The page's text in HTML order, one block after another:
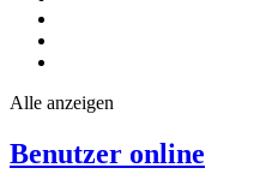
Alle anzeigen
Benutzer online